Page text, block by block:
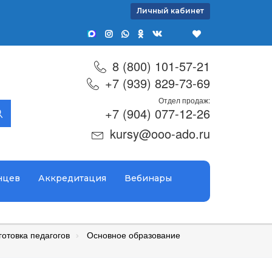
Личный кабинет
8 (800) 101-57-21
+7 (939) 829-73-69
Отдел продаж:
+7 (904) 077-12-26
kursy@ooo-ado.ru
Аккредитация Вебинары
педагогов Основное образование